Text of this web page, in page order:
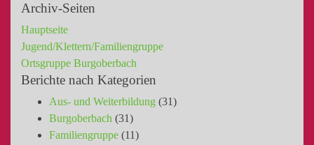
Archiv-Seiten
Hauptseite
Jugend/Klettern/Familiengruppe
Ortsgruppe Burgoberbach
Berichte nach Kategorien
Aus- und Weiterbildung (31)
Burgoberbach (31)
Familiengruppe (11)